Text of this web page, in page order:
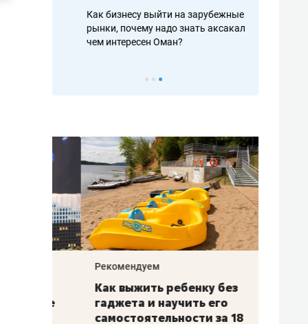
Как бизнесу выйти на зарубежные
рынки, почему надо знать аксакалов и
чем интересен Оман?
–
Рекомендуем
Как выжить ребенку без
гаджета и научить его
самостоятельности за 18